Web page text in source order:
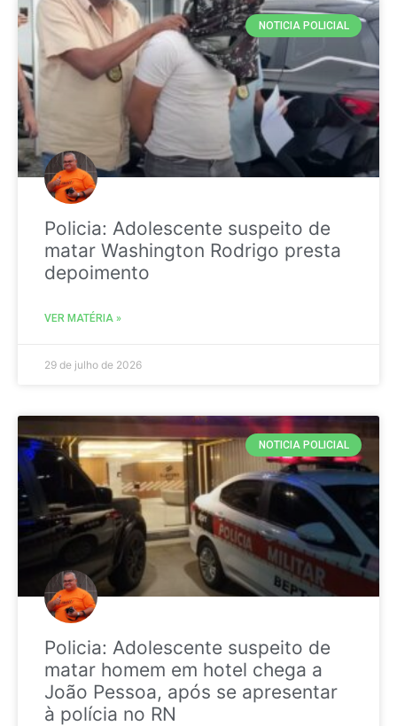
NOTICIA POLICIAL
Policia: Adolescente suspeito de
matar Washington Rodrigo presta
depoimento
VER MATÉRIA »
29 de julho de 2026
NOTICIA POLICIAL
Policia: Adolescente suspeito de
matar homem em hotel chega a
João Pessoa, após se apresentar
à polícia no RN